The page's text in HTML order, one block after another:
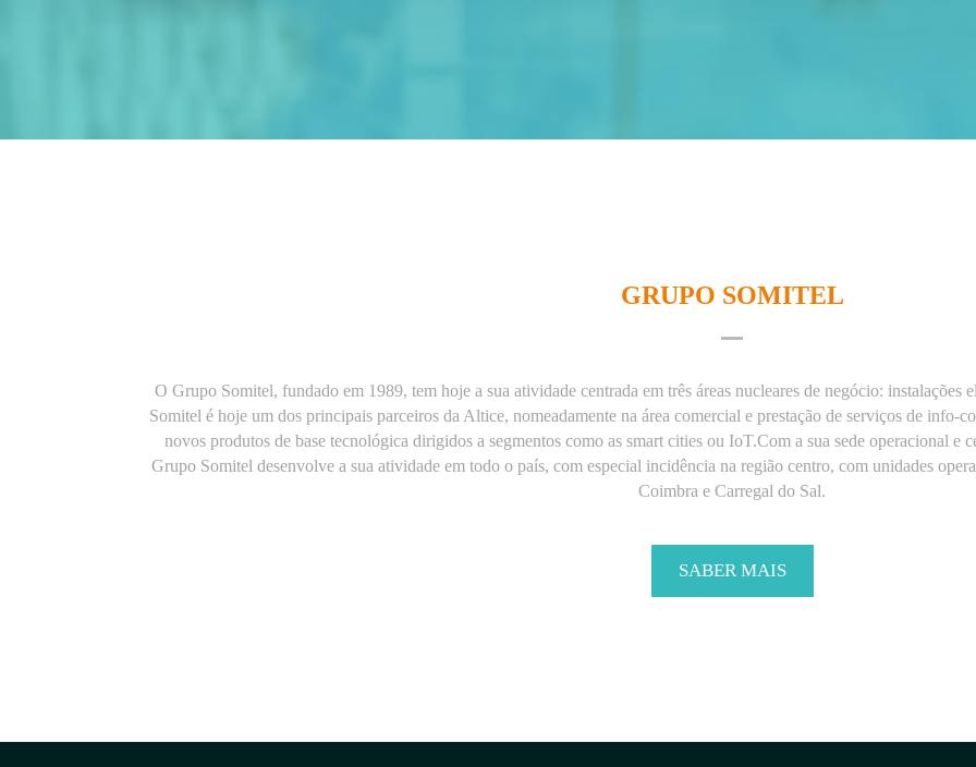
GRUPO SOMITEL
O Grupo Somitel, fundado em 1989, tem hoje a sua atividade centrada em três áreas nucleares de negócio: instalações
Somitel é hoje um dos principais parceiros da Altice, nomeadamente na área comercial e prestação de serviços de info-
novos produtos de base tecnológica dirigidos a segmentos como as smart cities ou IoT.Com a sua sede operacional e
Grupo Somitel desenvolve a sua atividade em todo o país, com especial incidência na região centro, com unidades
Coimbra e Carregal do Sal.
SABER MAIS